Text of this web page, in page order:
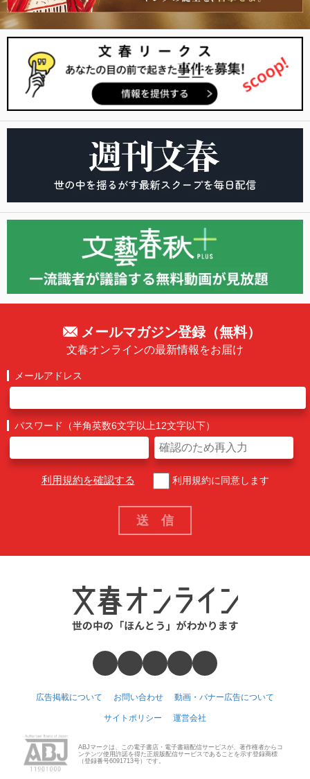
メールマガジン登録（無料）
文春オンラインの最新情報をお届け
メールアドレス
パスワード（半角英数6文字以上12文字以下）
利用規約を確認する 利用規約に同意します
広告掲載について お問い合わせ 動画・バナー広告について
サイトポリシー 運営会社
ABJマークは、この電子書店・電子書籍配信サービスが、著作権者からコ
ンテンツ使用許諾を得た正規版配信サービスであることを示す登録商標
（登録番号6091713号）です。